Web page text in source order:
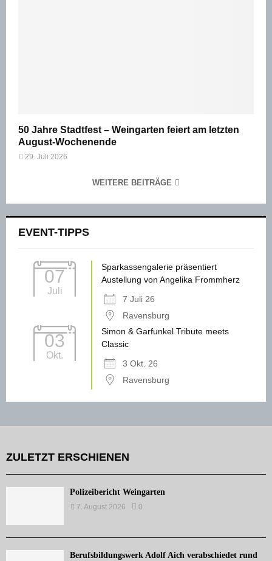
50 Jahre Stadtfest – Weingarten feiert am letzten
August-Wochenende
29. Juli 2026
WEITERE BEITRÄGE
EVENT-TIPPS
07
Juli
Sparkassengalerie präsentiert
Austellung von Angelika Frommherz
7 Juli 26
Ravensburg
03
Okt.
Simon & Garfunkel Tribute meets
Classic
3 Okt. 26
Ravensburg
ZULETZT ERSCHIENEN
Polizeibericht Weingarten
7. August 2026 0
Berufsbildungswerk Adolf Aich verabschiedet rund